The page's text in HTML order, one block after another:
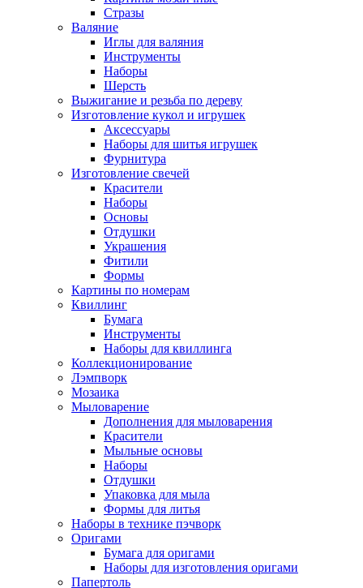
Стразы
Валяние
Иглы для валяния
Инструменты
Наборы
Шерсть
Выжигание и резьба по дереву
Изготовление кукол и игрушек
Аксессуары
Наборы для шитья игрушек
Фурнитура
Изготовление свечей
Красители
Наборы
Основы
Отдушки
Украшения
Фитили
Формы
Картины по номерам
Квиллинг
Бумага
Инструменты
Наборы для квиллинга
Коллекционирование
Лэмпворк
Мозаика
Мыловарение
Дополнения для мыловарения
Красители
Мыльные основы
Наборы
Отдушки
Упаковка для мыла
Формы для литья
Наборы в технике пэчворк
Оригами
Бумага для оригами
Наборы для изготовления оригами
Папертоль